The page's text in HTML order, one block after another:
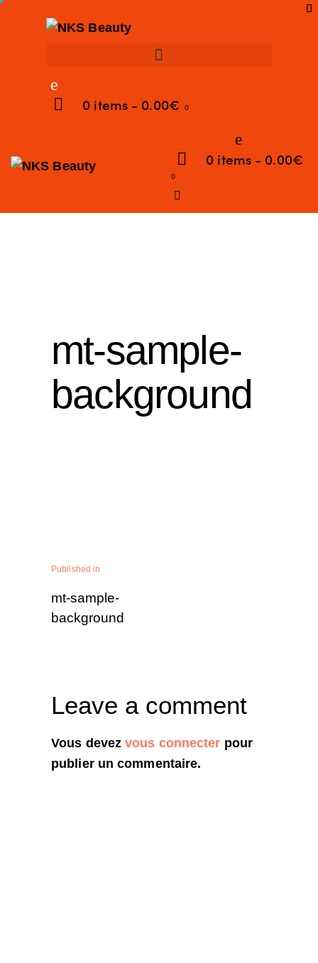
0 items - 0.00€ 0
0 items - 0.00€
0
mt-sample-
background
Published in
mt-sample-
background
Leave a comment
Vous devezvous connecter pour
publier un commentaire.